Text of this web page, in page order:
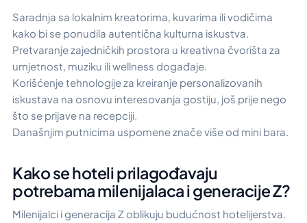
Saradnja sa lokalnim kreatorima, kuvarima ili vodičima
kako bi se ponudila autentična kulturna iskustva.
Pretvaranje zajedničkih prostora u kreativna čvorišta za
umjetnost, muziku ili wellness događaje.
Korišćenje tehnologije za kreiranje personalizovanih
iskustava na osnovu interesovanja gostiju, još prije nego
što se prijave na recepciji.
Današnjim putnicima uspomene znače više od mini bara.
Kako se hoteli prilagođavaju
potrebama milenijalaca i generacije Z?
Milenijalci i generacija Z oblikuju budućnost hotelijerstva.